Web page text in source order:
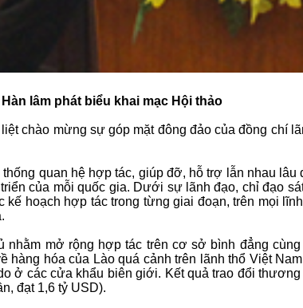
lâm phát biểu khai mạc Hội thảo
chào mừng sự góp mặt đông đảo của đồng chí
quan hệ hợp tác, giúp đỡ, hỗ trợ lẫn nhau
của mỗi quốc gia. Dưới sự lãnh đạo, chỉ đạo
hoạch hợp tác trong từng giai đoạn, trên mọi
mở rộng hợp tác trên cơ sở bình đẳng
hóa của Lào quá cảnh trên lãnh thổ Việt
các cửa khẩu biên giới. Kết quả trao đổi
đạt 1,6 tỷ USD).